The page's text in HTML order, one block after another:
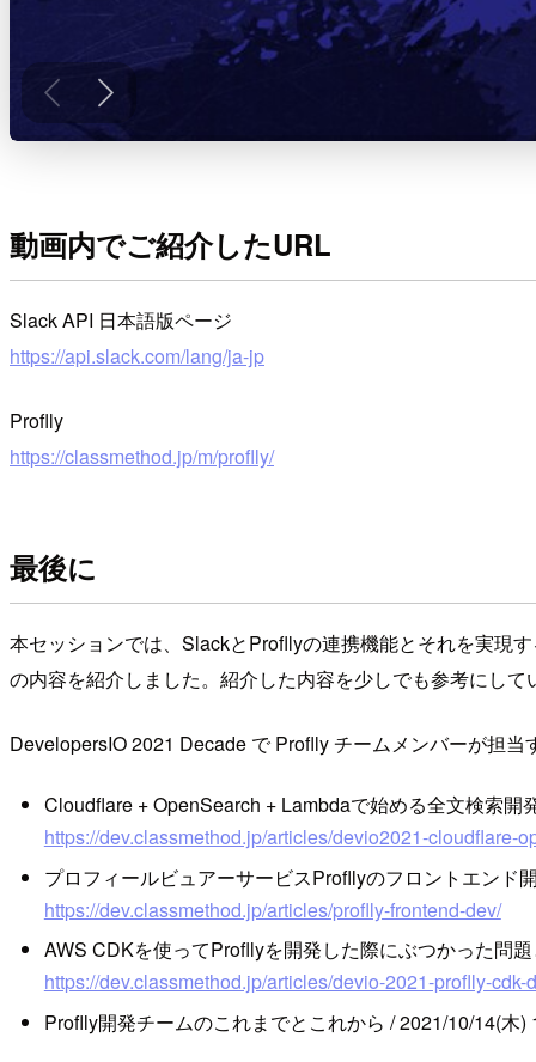
動画内でご紹介したURL
Slack API 日本語版ページ
https://api.slack.com/lang/ja-jp
Proflly
https://classmethod.jp/m/proflly/
最後に
本セッションでは、SlackとProfllyの連携機能とそれを実現
の内容を紹介しました。紹介した内容を少しでも参考にし
DevelopersIO 2021 Decade で Proflly チームメンバーが担
Cloudflare + OpenSearch + Lambdaで始める全文検索開
https://dev.classmethod.jp/articles/devio2021-cloudflare-
プロフィールビュアーサービスProfllyのフロントエンド
https://dev.classmethod.jp/articles/proflly-frontend-dev/
AWS CDKを使ってProfllyを開発した際にぶつかった問
https://dev.classmethod.jp/articles/devio-2021-proflly-cdk-
Proflly開発チームのこれまでとこれから / 2021/10/14(木